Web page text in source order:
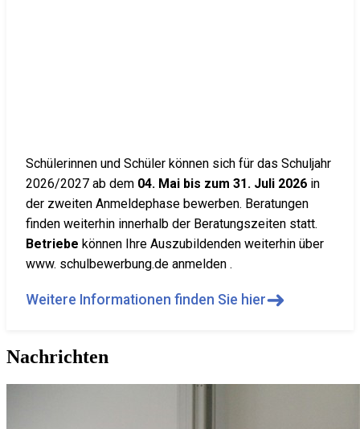
Schülerinnen und Schüler können sich für das Schuljahr
2026/2027 ab dem 04. Mai bis zum 31. Juli 2026 in
der zweiten Anmeldephase bewerben. Beratungen
finden weiterhin innerhalb der Beratungszeiten statt.
Betriebe können Ihre Auszubildenden weiterhin über
www. schulbewerbung.de anmelden .
Weitere Informationen finden Sie hier➜
Nachrichten